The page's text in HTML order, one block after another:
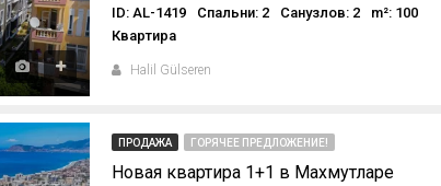
ID: AL-1419
Спальни: 2 Санузлов: 2
m²: 100
Квартира
Halil Gülseren
ПРОДАЖА ГОРЯЧЕЕ ПРЕДЛОЖЕНИЕ!
Новая квартира 1+1 в Махмутларе